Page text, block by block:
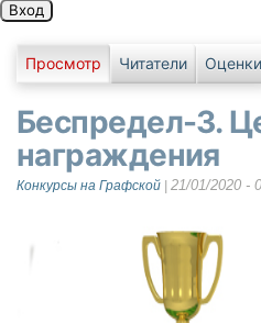
Вход
Главные вкладки
Просмотр Читатели Оценки
Беспредел-3.
награждения
Конкурсы на Графской 21/01/2020 -